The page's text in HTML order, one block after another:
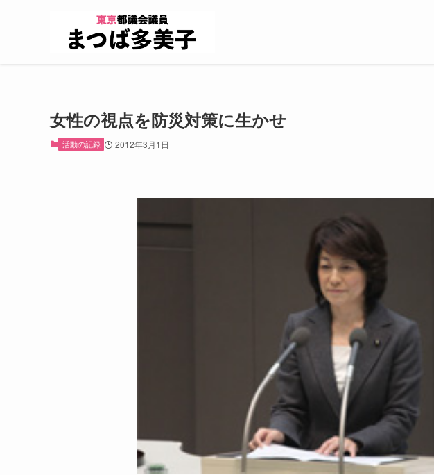
女性の視点を防災対策に生かせ
活動の記録 2012年3月1日